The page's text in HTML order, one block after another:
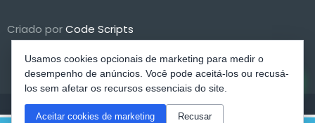
Usamos cookies opcionais de marketing para medir o
desempenho de anúncios. Você pode aceitá-los ou recusá-
los sem afetar os recursos essenciais do site.
Aceitar cookies de marketing Recusar
Criado porCode Scripts